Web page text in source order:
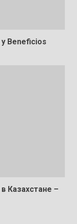
Beneficios
Казахстане –